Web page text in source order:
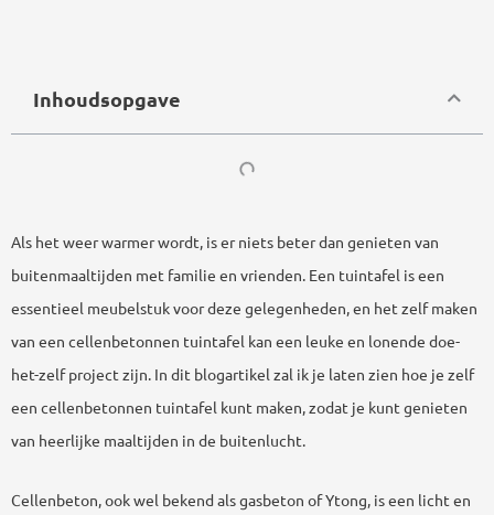
Inhoudsopgave
Als het weer warmer wordt, is er niets beter dan genieten van
buitenmaaltijden met familie en vrienden. Een tuintafel is een
essentieel meubelstuk voor deze gelegenheden, en het zelf maken
van een cellenbetonnen tuintafel kan een leuke en lonende doe-
het-zelf project zijn. In dit blogartikel zal ik je laten zien hoe je zelf
een cellenbetonnen tuintafel kunt maken, zodat je kunt genieten
van heerlijke maaltijden in de buitenlucht.
Cellenbeton, ook wel bekend als gasbeton of Ytong, is een licht en